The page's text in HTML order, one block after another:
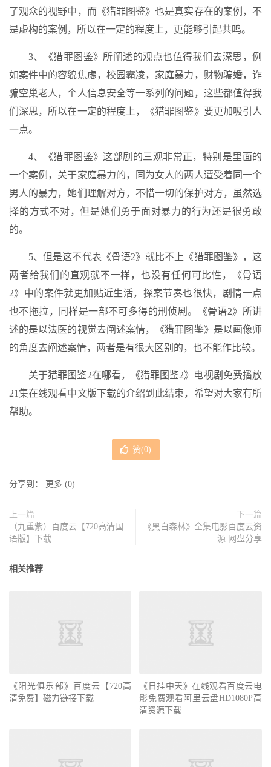
了观众的视野中，而《猎罪图鉴》也是真实存在的案例，不
是虚构的案例，所以在一定的程度上，更能够引起共鸣。
3、《猎罪图鉴》所阐述的观点也值得我们去深思，例
如案件中的容貌焦虑，校园霸凌，家庭暴力，财物骗婚，诈
骗空巢老人，个人信息安全等一系列的问题，这些都值得我
们深思，所以在一定的程度上，《猎罪图鉴》要更加吸引人
一点。
4、《猎罪图鉴》这部剧的三观非常正，特别是里面的
一个案例，关于家庭暴力的，同为女人的两人遭受着同一个
男人的暴力，她们理解对方，不惜一切的保护对方，虽然选
择的方式不对，但是她们勇于面对暴力的行为还是很勇敢
的。
5、但是这不代表《骨语2》就比不上《猎罪图鉴》，这
两者给我们的直观就不一样，也没有任何可比性，《骨语
2》中的案件就更加贴近生活，探案节奏也很快，剧情一点
也不拖拉，同样是一部不可多得的刑侦剧。《骨语2》所讲
述的是以法医的视觉去阐述案情，《猎罪图鉴》是以画像师
的角度去阐述案情，两者是有很大区别的，也不能作比较。
关于猎罪图鉴2在哪看，《猎罪图鉴2》电视剧免费播放
21集在线观看中文版下载的介绍到此结束，希望对大家有所
帮助。
赞(0)
分享到： 更多 (0)
上一篇
（九重紫）百度云【720高清国
语版】下载
下一篇
《黑白森林》全集电影百度云资
源 网盘分享
相关推荐
《阳光俱乐部》百度云【720高
清免费】磁力链接下载
《日挂中天》在线观看百度云电
影免费观看阿里云盘HD1080P高
清资源下载